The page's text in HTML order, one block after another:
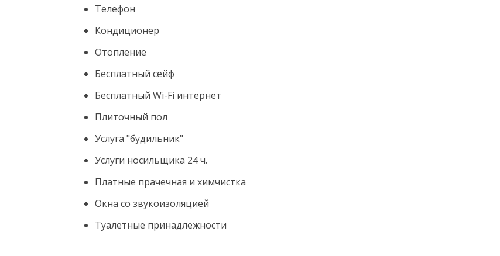
Телефон
Кондиционер
Отопление
Бесплатный сейф
Бесплатный Wi-Fi интернет
Плиточный пол
Услуга "будильник"
Услуги носильщика 24 ч.
Платные прачечная и химчистка
Окна со звукоизоляцией
Туалетные принадлежности